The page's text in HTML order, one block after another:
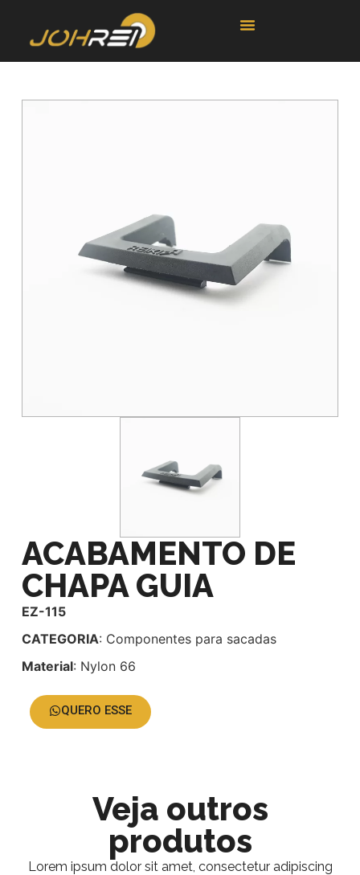
ACABAMENTO DE
CHAPA GUIA
EZ-115
CATEGORIA: Componentes para sacadas
Material: Nylon 66
QUERO ESSE
Veja outros
produtos
Lorem ipsum dolor sit amet, consectetur adipiscing